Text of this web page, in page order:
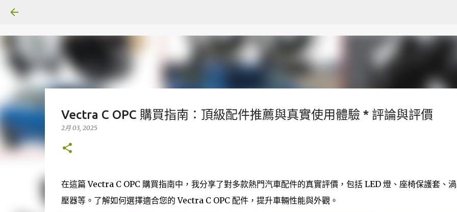
Vectra C OPC 購買指南：頂級配件推薦與真實使用體驗 * 評論與評價
2月 03, 2025
在這篇 Vectra C OPC 購買指南中，我分享了對多款熱門汽車配件的真實評價，包括 LED 燈、座椅保護套、
壓器等。了解如何選擇適合您的 Vectra C OPC 配件，提升車輛性能與外觀。